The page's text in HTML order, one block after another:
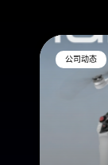
公司动态